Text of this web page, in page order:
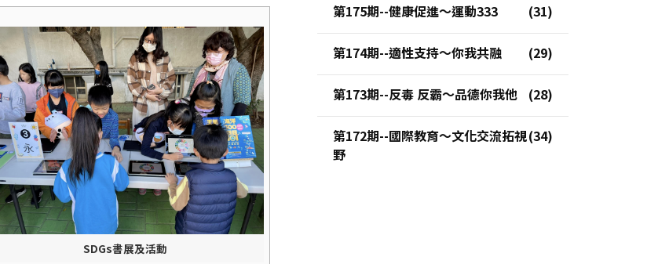
SDGs書展及活動
第175期--健康促進～運動333
第174期--適性支持～你我共融
第173期--反毒 反霸～品德你我他
第172期--國際教育～文化交流拓視
野